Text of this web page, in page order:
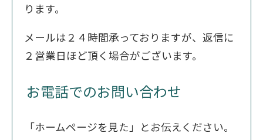
ります。
メールは２４時間承っておりますが、返信に
２営業日ほど頂く場合がございます。
お電話でのお問い合わせ
「ホームページを見た」とお伝えください。